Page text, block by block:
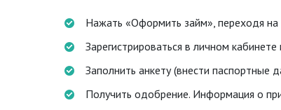
Нажать «Оформить займ», переходя
Зарегистрироваться в личном кабинете
Заполнить анкету (внести
Получить одобрение. Информация о